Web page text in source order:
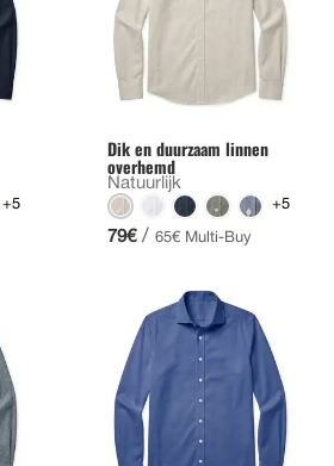
+5
Dik en duurzaam linnen
overhemd
Natuurlijk
+5
79€ / 65€ Multi-Buy